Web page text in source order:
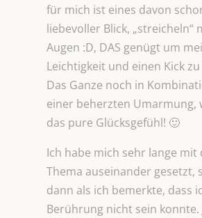
für mich ist eines davon
liebevoller Blick, „streicheln“
Augen :D, DAS genügt um
Leichtigkeit und einen Kick
Das Ganze noch in
einer beherzten Umarmung,
das pure Glücksgefühl! 🙂
Ich habe mich sehr lange mit
Thema auseinander gesetzt,
dann als ich bemerkte, dass
Berührung nicht sein konnte.